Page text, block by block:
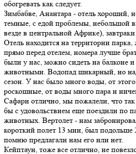
обогревать как следует.
Зимбабве, Анантара - отель хороший,
темные, с едой проблемы, небольшой
везде в центральной Африке),
Отель находится на территории
прямо перед отелем, номера лучше
были у нас, можно сидеть на балконе и
животными. Водопад шикарный, но
сезон. У нас было много воды, от
роскошные, от воды много пара и
Сафари отлично, мы пожалели, что
бы с удовольствием еще поездили по
животных. Вертолет - нам
короткий полет 13 мин, был подольше
помню предлагали нам его или нет.
Кейптаун, тоже все отлично, не